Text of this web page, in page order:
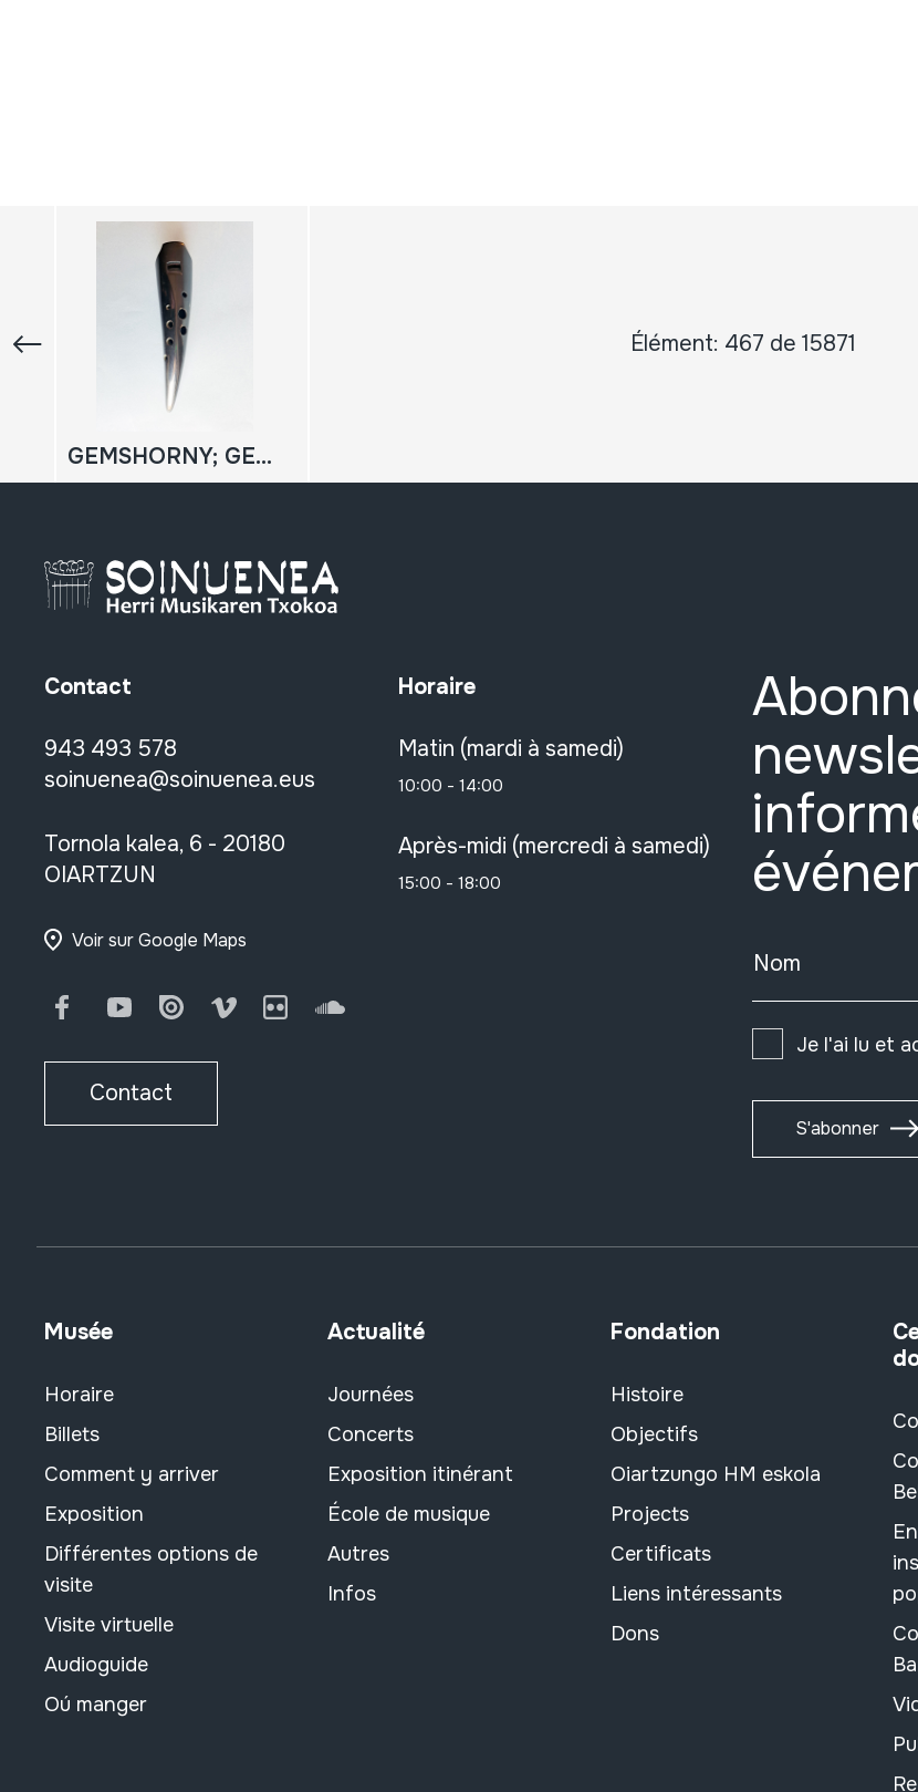
Élément: 467 de 15871
GEMSHORNY; GEMSHORN
Contact
943 493 578
soinuenea@soinuenea.eus
Tornola kalea, 6 - 20180
OIARTZUN
Voir sur Google Maps
FacebookYoutubeIssuu Vimeo FlickrSoundCloud
Contact
Horaire
Matin (mardi à samedi)
10:00 - 14:00
Après-midi (mercredi à samedi)
15:00 - 18:00
Nom
Je l'ai lu et
S'abonner
Musée
Horaire
Billets
Comment y arriver
Exposition
Différentes options de
visite
Visite virtuelle
Audioguide
Oú manger
Actualité
Journées
Concerts
Exposition itinérant
École de musique
Autres
Infos
Fondation
Histoire
Objectifs
Oiartzungo HM eskola
Projects
Certificats
Liens intéressants
Dons